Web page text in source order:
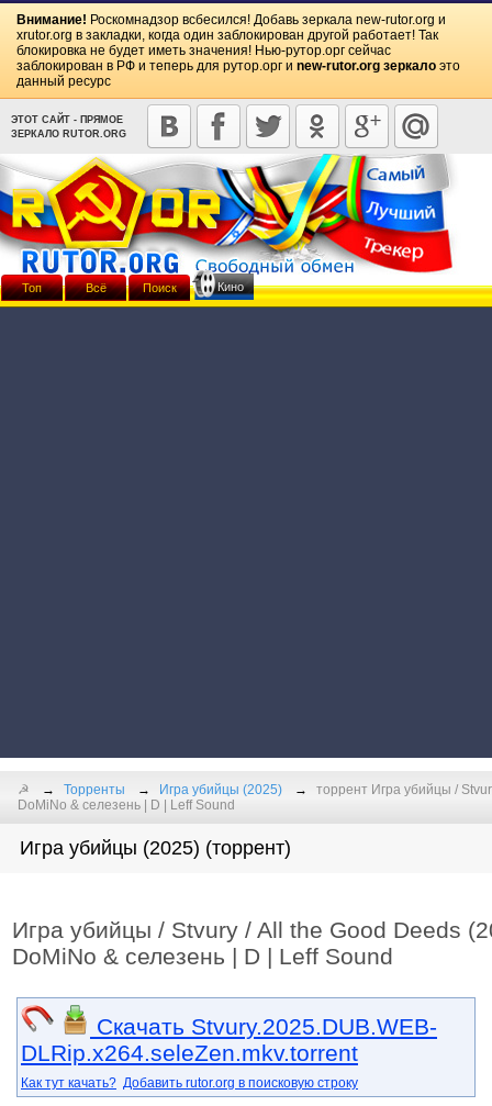
Внимание! Роскомнадзор всбесился! Добавь зеркала new-rutor.org и
xrutor.org в закладки, когда один заблокирован другой работает! Так
блокировка не будет иметь значения! Нью-рутор.орг сейчас
заблокирован в РФ и теперь для рутор.орг и new-rutor.org зеркало это
данный ресурс
ЭТОТ САЙТ - ПРЯМОЕ
ЗЕРКАЛО RUTOR.ORG
☭ Торренты Игра убийцы (2025)
торрент Игра убийцы /
DoMiNo & селезень | D | Leff Sound
Игра убийцы (2025) (торрент)
Игра убийцы / Stvury / All the Good Deeds
DoMiNo & селезень | D | Leff Sound
Скачать Stvury.2025.DUB.WEB-
DLRip.x264.seleZen.mkv.torrent
Как тут качать? Добавить rutor.org в поисковую строку